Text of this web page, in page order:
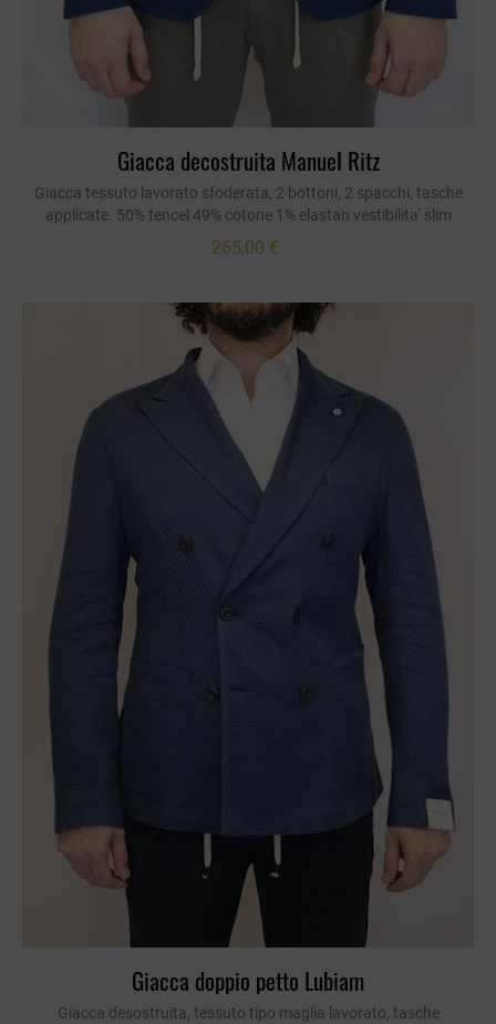
Giacca decostruita Manuel Ritz
Giacca tessuto lavorato sfoderata, 2 bottoni, 2 spacchi, tasche
applicate. 50% tencel 49% cotone 1% elastan vestibilita' slim
265,00 €
Giacca doppio petto Lubiam
Giacca desostruita, tessuto tipo maglia lavorato, tasche